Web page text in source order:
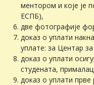
ментором и које је
ЕСПБ),
две фотографије
доказ о уплати
уплате: за Центар
доказ о уплати
студената,
доказ о уплати прве